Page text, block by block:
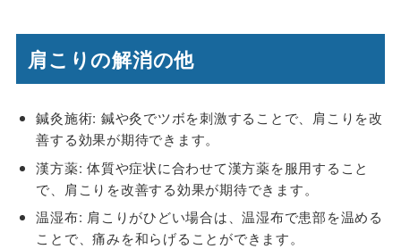
肩こりの解消の他
鍼灸施術: 鍼や灸でツボを刺激することで、肩こりを改
善する効果が期待できます。
漢方薬: 体質や症状に合わせて漢方薬を服用すること
で、肩こりを改善する効果が期待できます。
温湿布: 肩こりがひどい場合は、温湿布で患部を温める
ことで、痛みを和らげることができます。